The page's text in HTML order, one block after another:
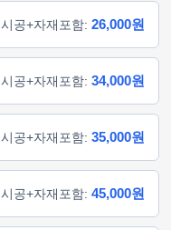
시공+자재포함: 26,000원
시공+자재포함: 34,000원
시공+자재포함: 35,000원
시공+자재포함: 45,000원